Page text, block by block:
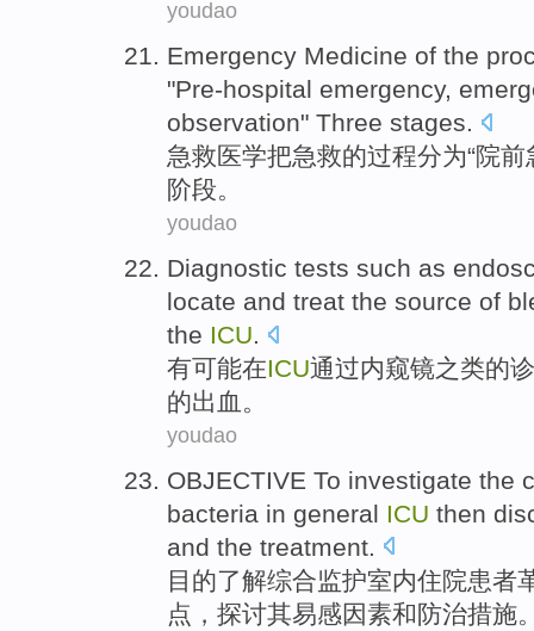
youdao
Emergency Medicine of the
"Pre-hospital emergency,
observation" Three stages.
急救医学把急救的过程分为“院前
阶段。
youdao
Diagnostic tests such as
locate and treat the source of
the ICU.
有可能在ICU通过内窥镜之类的
的出血 。
youdao
OBJECTIVE To investigate the
bacteria in general ICU then
and the treatment
目的了解综合监护室内住院患者
点 ， 探讨其易感因素和防治措施